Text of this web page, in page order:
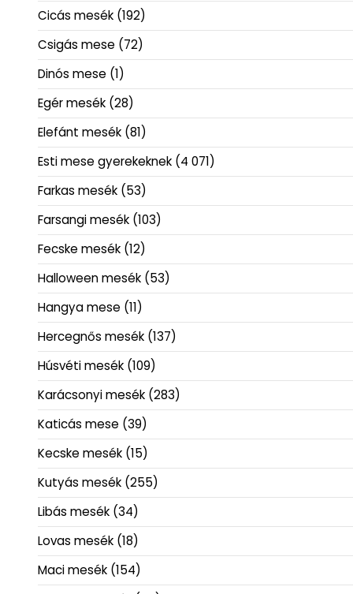
Cicás mesék (192)
Csigás mese (72)
Dinós mese (1)
Egér mesék (28)
Elefánt mesék (81)
Esti mese gyerekeknek (4 071)
Farkas mesék (53)
Farsangi mesék (103)
Fecske mesék (12)
Halloween mesék (53)
Hangya mese (11)
Hercegnős mesék (137)
Húsvéti mesék (109)
Karácsonyi mesék (283)
Katicás mese (39)
Kecske mesék (15)
Kutyás mesék (255)
Libás mesék (34)
Lovas mesék (18)
Maci mesék (154)